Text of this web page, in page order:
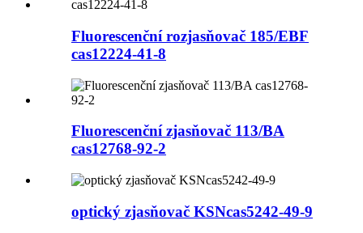
Fluorescenční rozjasňovač 185/EBF
cas12224-41-8
Fluorescenční zjasňovač 113/BA
cas12768-92-2
optický zjasňovač KSNcas5242-49-9